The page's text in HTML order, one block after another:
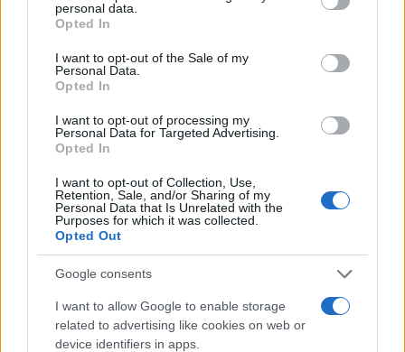
grant or deny consent to Google and its third-party tags to
use your data for below specified purposes in below Google
consent section.
personal data.
Opted In
I want to opt-out of the Sale of my
Personal Data.
Opted In
I want to opt-out of processing my
Personal Data for Targeted Advertising.
Opted In
I want to opt-out of Collection, Use,
Retention, Sale, and/or Sharing of my
Personal Data that Is Unrelated with the
Purposes for which it was collected.
Opted Out
Google consents
I want to allow Google to enable storage
related to advertising like cookies on web or
device identifiers in apps.
ερμηνεύεται σημειολογικά.